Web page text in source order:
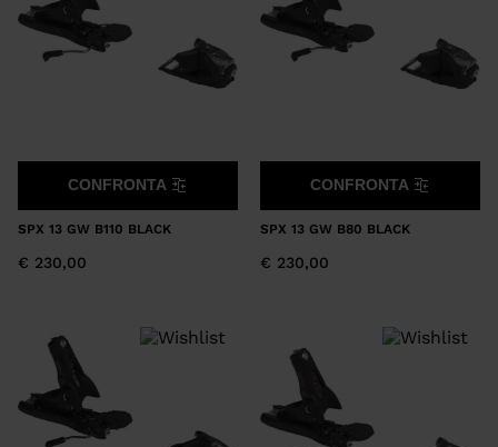
SPX 13 GW B110 BLACK
€ 230,00
CONFRONTA
SPX 13 GW B80 BLACK
€ 230,00
CONFRONTA